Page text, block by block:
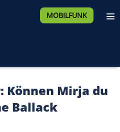
MOBILFUNK
Können Mirja du
Ballack